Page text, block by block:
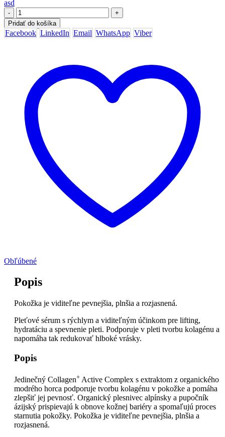
asd
-
+
Pridať do košíka
Facebook LinkedIn Email WhatsApp Viber
Obľúbené
Popis
Pokožka je viditeľne pevnejšia, plnšia a rozjasnená.
Pleťové sérum s rýchlym a viditeľným účinkom pre lifting,
hydratáciu a spevnenie pleti. Podporuje v pleti tvorbu kolagénu a
napomáha tak redukovať hlboké vrásky.
Popis
Jedinečný Collagen+ Active Complex s extraktom z organického
modrého horca podporuje tvorbu kolagénu v pokožke a pomáha
zlepšiť jej pevnosť. Organický plesnivec alpínsky a pupočník
ázijský prispievajú k obnove kožnej bariéry a spomaľujú proces
starnutia pokožky. Pokožka je viditeľne pevnejšia, plnšia a
rozjasnená.